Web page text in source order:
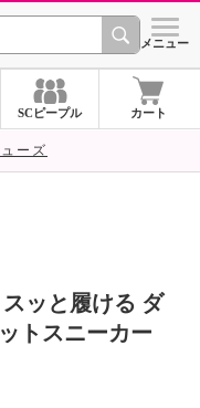
シ
メニュー
SCピープル カート
ーズ
ッと履ける ダ
トスニーカー